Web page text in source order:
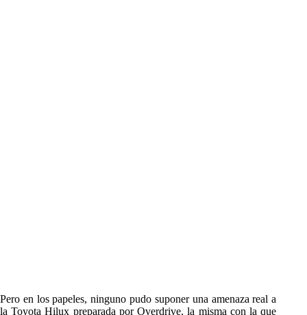
Pero en los papeles, ninguno pudo suponer una amenaza real a
la Toyota Hilux preparada por Overdrive, la misma con la que